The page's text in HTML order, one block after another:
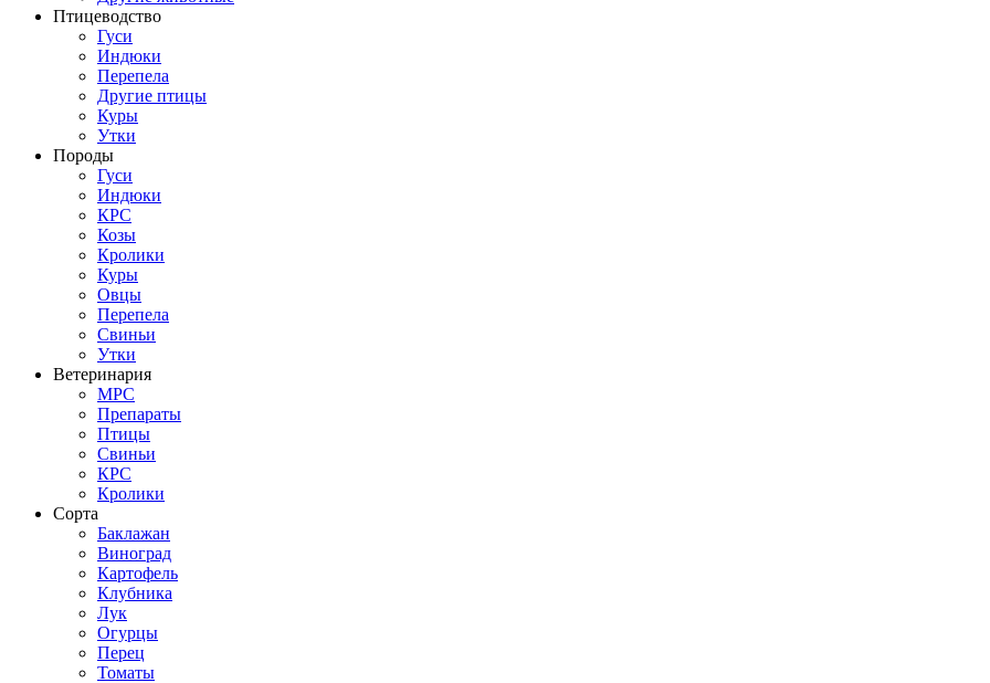
Птицеводство
Гуси
Индюки
Перепела
Другие птицы
Куры
Утки
Породы
Гуси
Индюки
КРС
Козы
Кролики
Куры
Овцы
Перепела
Свиньи
Утки
Ветеринария
МРС
Препараты
Птицы
Свиньи
КРС
Кролики
Сорта
Баклажан
Виноград
Картофель
Клубника
Лук
Огурцы
Перец
Томаты